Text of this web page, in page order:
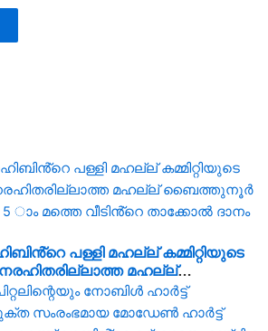
പള്ളി മഹല്ല് കമ്മിറ്റിയുടെ
5-ാം മത്തെ വീടിൻ്റെ